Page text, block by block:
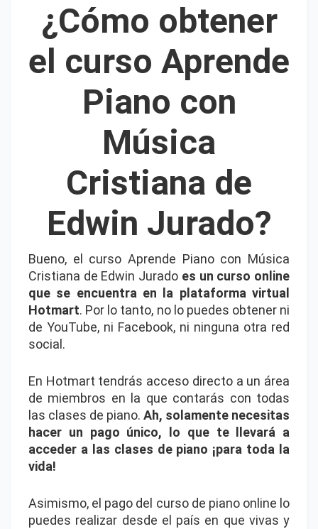
¿Cómo obtener
el curso Aprende
Piano con
Música
Cristiana de
Edwin Jurado?
Bueno, el curso Aprende Piano con Música
Cristiana de Edwin Jurado es un curso online
que se encuentra en la plataforma virtual
Hotmart. Por lo tanto, no lo puedes obtener ni
de YouTube, ni Facebook, ni ninguna otra red
social.
En Hotmart tendrás acceso directo a un área
de miembros en la que contarás con todas
las clases de piano. Ah, solamente necesitas
hacer un pago único, lo que te llevará a
acceder a las clases de piano ¡para toda la
vida!
Asimismo, el pago del curso de piano online lo
puedes realizar desde el país en que vivas y